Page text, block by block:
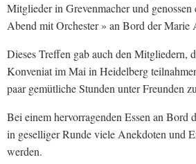
Mitglieder in Grevenmacher und
Abend mit Orchester » an Bord der Marie
Dieses Treffen gab auch den Mitgliedern,
Konveniat im Mai in Heidelberg
paar gemütliche Stunden unter Freunden
Bei einem hervorragenden Essen an Bord
in geselliger Runde viele Anekdoten und
werden.